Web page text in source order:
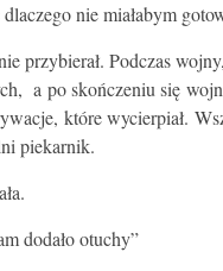
nie miałabym
przybierał. Podczas
a po skończeniu się
które wycierpiał.
piekarnik.
dodało otuchy”